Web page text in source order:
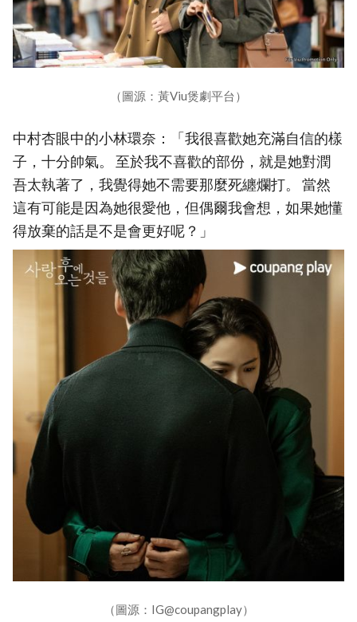
（圖源：黃Viu煲劇平台）
中村杏眼中的小林環奈：「我很喜歡她充滿自信的樣
子，十分帥氣。 至於我不喜歡的部份，就是她對潤
吾太執著了，我覺得她不需要那麼死纏爛打。 當然
這有可能是因為她很愛他，但偶爾我會想，如果她懂
得放棄的話是不是會更好呢？」
（圖源：IG@coupangplay）